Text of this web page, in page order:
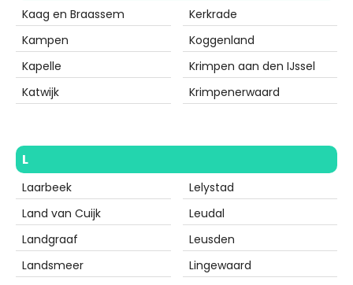
Kaag en Braassem
Kampen
Kapelle
Katwijk
Kerkrade
Koggenland
Krimpen aan den IJssel
Krimpenerwaard
L
Laarbeek
Land van Cuijk
Landgraaf
Landsmeer
Lelystad
Leudal
Leusden
Lingewaard